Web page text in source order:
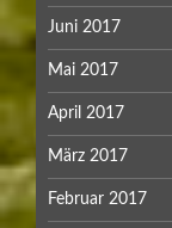
Juni 2017
Mai 2017
April 2017
März 2017
Februar 2017